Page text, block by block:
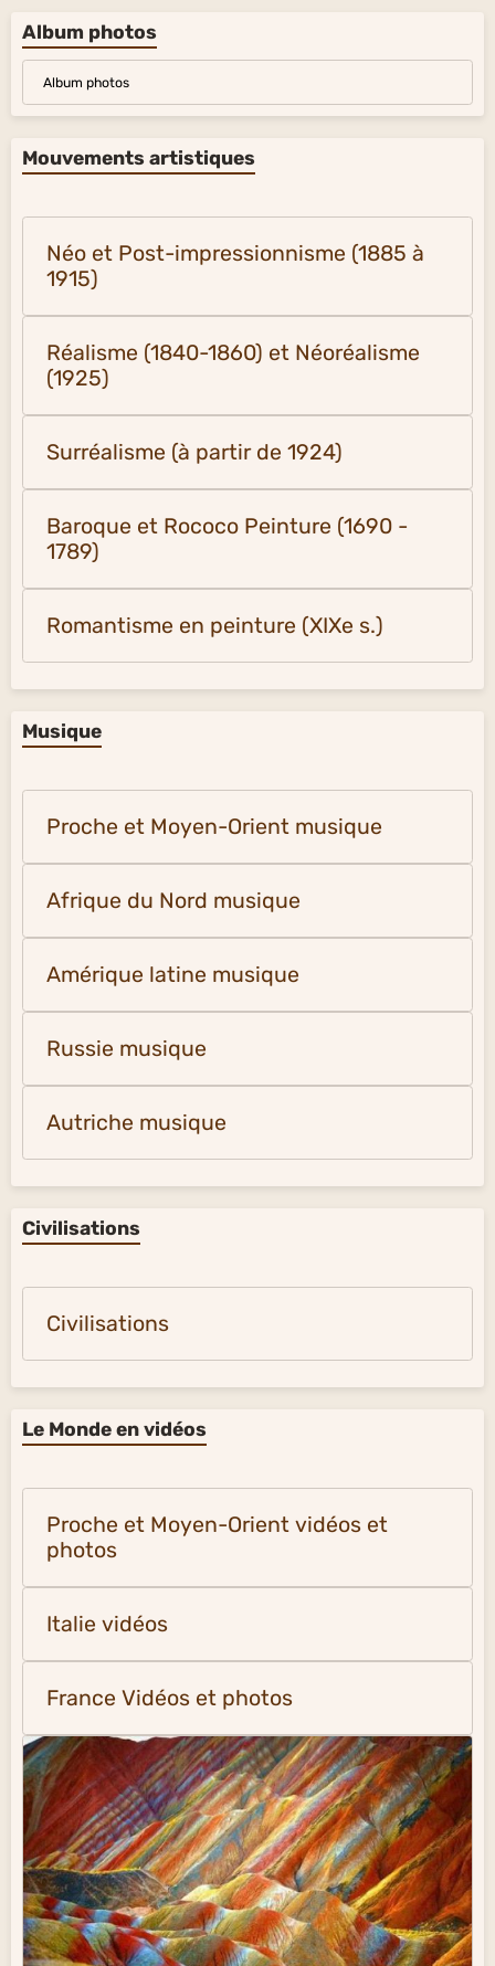
Album photos
Album photos
Mouvements artistiques
Néo et Post-impressionnisme (1885 à
1915)
Réalisme (1840-1860) et Néoréalisme
(1925)
Surréalisme (à partir de 1924)
Baroque et Rococo Peinture (1690 -
1789)
Romantisme en peinture (XIXe s.)
Musique
Proche et Moyen-Orient musique
Afrique du Nord musique
Amérique latine musique
Russie musique
Autriche musique
Civilisations
Civilisations
Le Monde en vidéos
Proche et Moyen-Orient vidéos et
photos
Italie vidéos
France Vidéos et photos